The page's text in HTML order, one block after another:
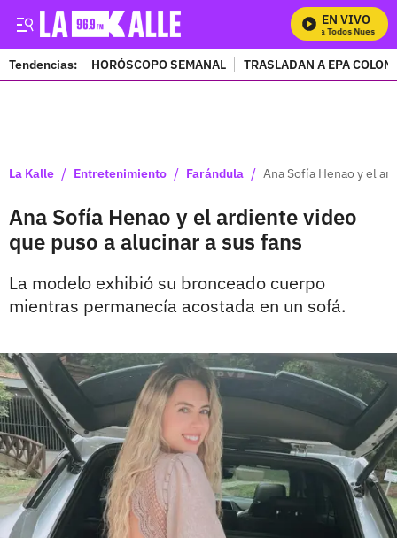
EN VIVO
Mira Todos Nuestros
Tendencias: HORÓSCOPO SEMANAL TRASLADAN A EPA
La Kalle / Entretenimiento / Farándula / Ana Sofía Henao y el
Ana Sofía Henao y el ardiente video
que puso a alucinar a sus fans
La modelo exhibió su bronceado cuerpo
mientras permanecía acostada en un sofá.